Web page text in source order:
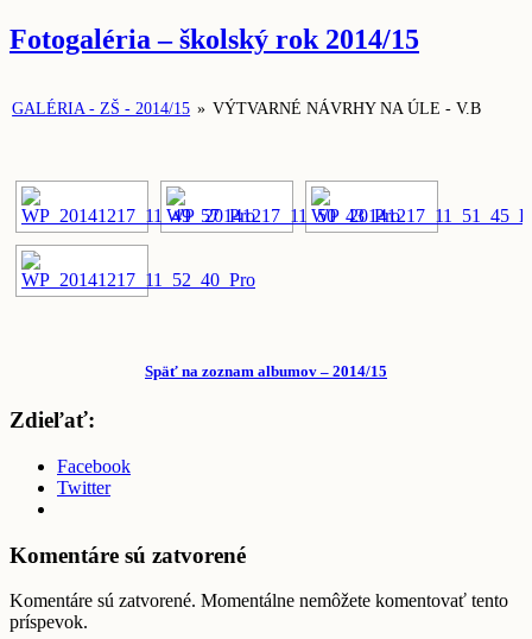
Fotogaléria – školský rok 2014/15
GALÉRIA - ZŠ - 2014/15 » VÝTVARNÉ NÁVRHY NA ÚLE - V.B
Späť na zoznam albumov – 2014/15
Zdieľať:
Facebook
Twitter
Komentáre sú zatvorené
Komentáre sú zatvorené. Momentálne nemôžete komentovať tento
príspevok.